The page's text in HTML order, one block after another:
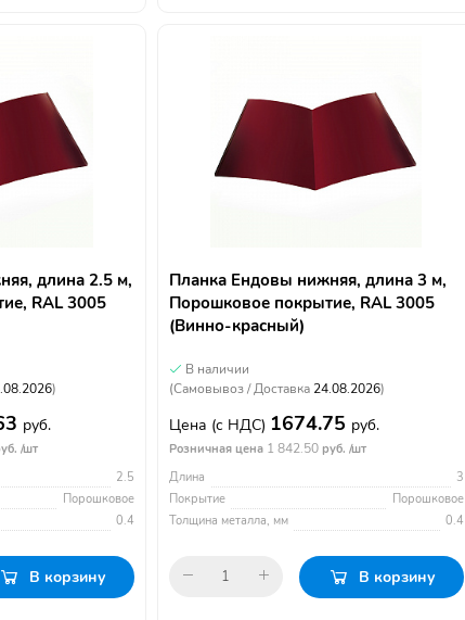
длина 2.5 м,
RAL 3005
)
руб.
/шт
2.5
Порошковое
0.4
В корзину
Планка Ендовы нижняя, длина 3 м,
Порошковое покрытие, RAL 3005
(Винно-красный)
В наличии
(Самовывоз / Доставка 24.08.2026)
Цена (с НДС) 1674.75 руб.
Розничная цена 1 842.50 руб. /шт
Длина
3
Покрытие
Порошковое
Толщина металла, мм
0.4
В корзину